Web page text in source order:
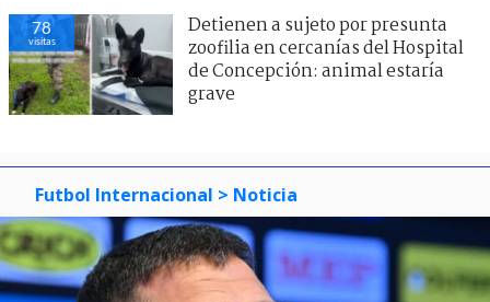
78
visitas
Detienen a sujeto por presunta
zoofilia en cercanías del Hospital
de Concepción: animal estaría
grave
Futbol Internacional > Noticia